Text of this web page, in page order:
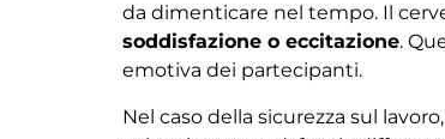
da dimenticare nel tempo. Il
soddisfazione o eccitazione.
emotiva dei partecipanti.
Nel caso della sicurezza sul